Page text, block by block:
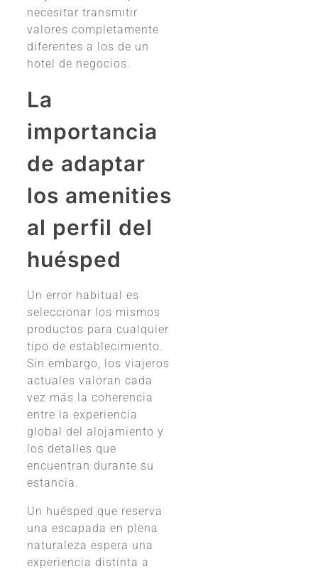
necesitar transmitir
valores completamente
diferentes a los de un
hotel de negocios.
La
importancia
de adaptar
los amenities
al perfil del
huésped
Un error habitual es
seleccionar los mismos
productos para cualquier
tipo de establecimiento.
Sin embargo, los viajeros
actuales valoran cada
vez más la coherencia
entre la experiencia
global del alojamiento y
los detalles que
encuentran durante su
estancia.
Un huésped que reserva
una escapada en plena
naturaleza espera una
experiencia distinta a